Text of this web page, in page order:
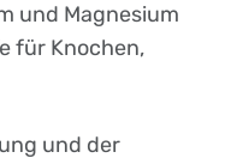
und Magnesium
für Knochen,
und der